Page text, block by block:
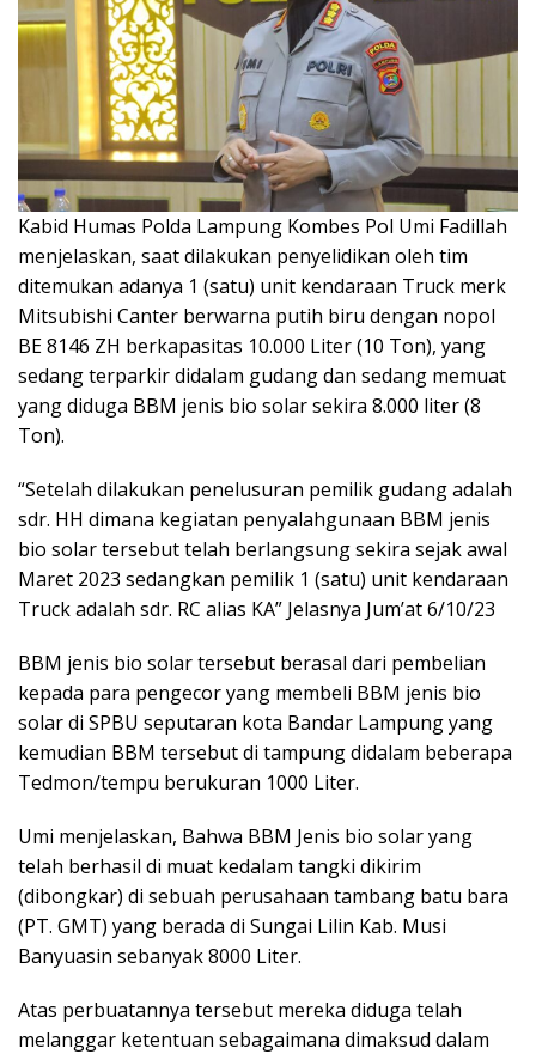
Kabid Humas Polda Lampung Kombes Pol Umi Fadillah
menjelaskan, saat dilakukan penyelidikan oleh tim
ditemukan adanya 1 (satu) unit kendaraan Truck merk
Mitsubishi Canter berwarna putih biru dengan nopol
BE 8146 ZH berkapasitas 10.000 Liter (10 Ton), yang
sedang terparkir didalam gudang dan sedang memuat
yang diduga BBM jenis bio solar sekira 8.000 liter (8
Ton).
“Setelah dilakukan penelusuran pemilik gudang adalah
sdr. HH dimana kegiatan penyalahgunaan BBM jenis
bio solar tersebut telah berlangsung sekira sejak awal
Maret 2023 sedangkan pemilik 1 (satu) unit kendaraan
Truck adalah sdr. RC alias KA” Jelasnya Jum’at 6/10/23
BBM jenis bio solar tersebut berasal dari pembelian
kepada para pengecor yang membeli BBM jenis bio
solar di SPBU seputaran kota Bandar Lampung yang
kemudian BBM tersebut di tampung didalam beberapa
Tedmon/tempu berukuran 1000 Liter.
Umi menjelaskan, Bahwa BBM Jenis bio solar yang
telah berhasil di muat kedalam tangki dikirim
(dibongkar) di sebuah perusahaan tambang batu bara
(PT. GMT) yang berada di Sungai Lilin Kab. Musi
Banyuasin sebanyak 8000 Liter.
Atas perbuatannya tersebut mereka diduga telah
melanggar ketentuan sebagaimana dimaksud dalam